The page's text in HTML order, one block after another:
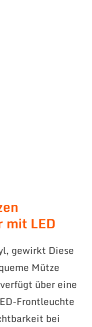
mit LED
gewirkt Diese
Mütze
über eine
Frontleuchte
bei